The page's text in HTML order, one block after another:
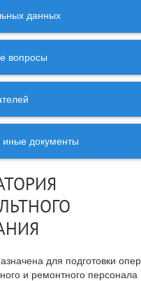
данных
вопросы
документы
для подготовки
и ремонтного персонала